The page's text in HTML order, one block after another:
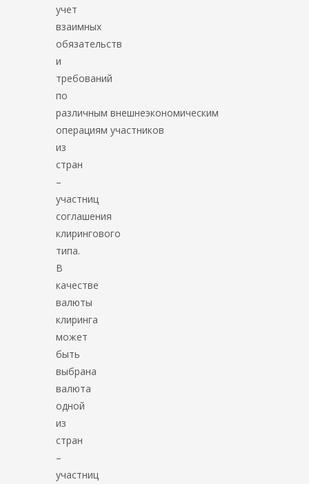
учет
взаимных
обязательств
и
требований
по
различным внешнеэкономическим
операциям участников
из
стран
–
участниц
соглашения
клирингового
типа.
В
качестве
валюты
клиринга
может
быть
выбрана
валюта
одной
из
стран
–
участниц